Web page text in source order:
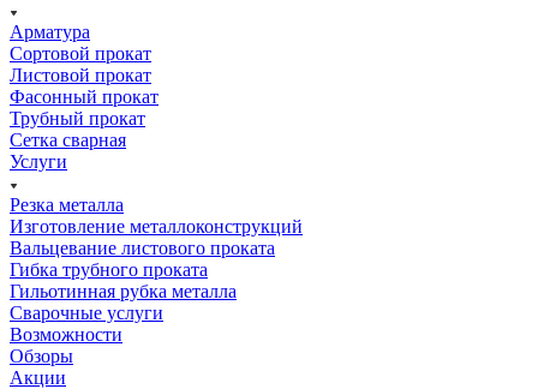
Арматура
Сортовой прокат
Листовой прокат
Фасонный прокат
Трубный прокат
Сетка сварная
Услуги
Резка металла
Изготовление металлоконструкций
Вальцевание листового проката
Гибка трубного проката
Гильотинная рубка металла
Сварочные услуги
Возможности
Обзоры
Акции